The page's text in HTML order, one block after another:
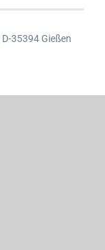
D-35394 Gießen